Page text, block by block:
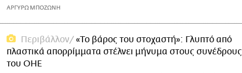
ΑΡΓΥΡΩ ΜΠΟΖΩΝΗ
Περιβάλλον
«Το βάρος του στοχαστή»: Γλυπτό από
πλαστικά απορρίμματα στέλνει μήνυμα στους συνέδρους
του ΟΗΕ